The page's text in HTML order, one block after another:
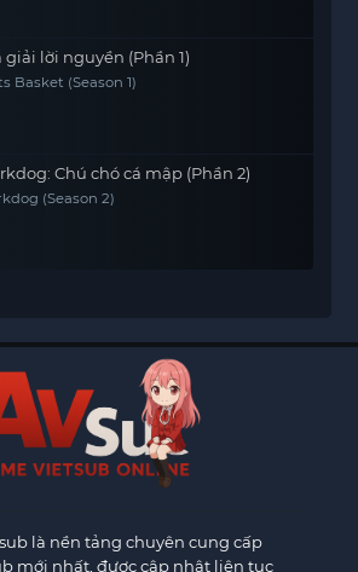
giải lời nguyền (Phần 1)
Basket (Season 1)
Chú chó cá mập (Phần 2)
(Season 2)
là nền tảng chuyên cung cấp
mới nhất, được cập nhật liên tục